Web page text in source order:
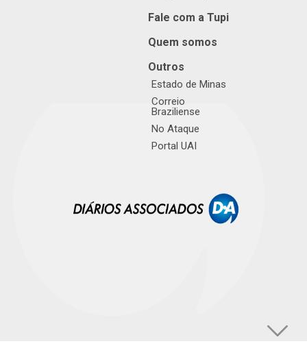
Fale com a Tupi
Quem somos
Outros
Estado de Minas
Correio
Braziliense
No Ataque
Portal UAI